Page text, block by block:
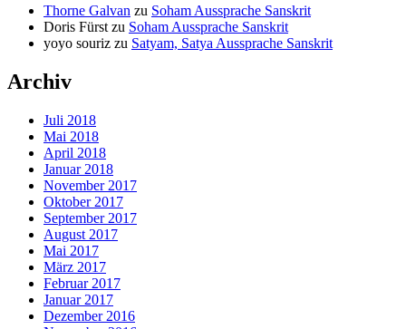
Thorne Galvan zu Soham Aussprache Sanskrit
Doris Fürst zu Soham Aussprache Sanskrit
yoyo souriz zu Satyam, Satya Aussprache Sanskrit
Archiv
Juli 2018
Mai 2018
April 2018
Januar 2018
November 2017
Oktober 2017
September 2017
August 2017
Mai 2017
März 2017
Februar 2017
Januar 2017
Dezember 2016